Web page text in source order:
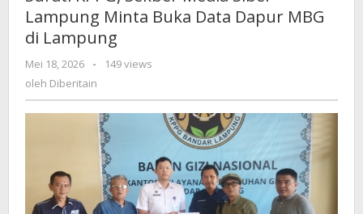
Media
Siber
Dapur
MBG
di
Lampung
Lampung Minta Buka Data Dapur MBG
di Lampung
Mei 18, 2026
oleh
Diberitain
-
149 views
oleh Diberitain